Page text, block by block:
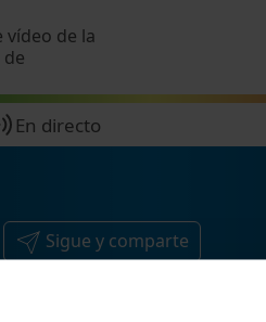
vídeo de la
En directo
Sigue y comparte